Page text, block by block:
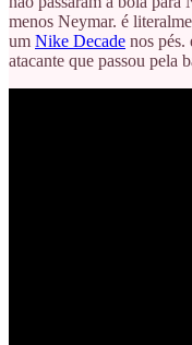
menos Neymar. é
um Nike Decade nos pés.
atacante que passou pela